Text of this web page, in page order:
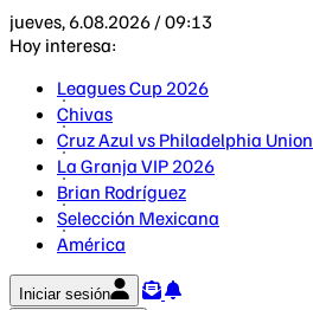
jueves, 6.08.2026 / 09:13
Hoy interesa:
Leagues Cup 2026
Chivas
Cruz Azul vs Philadelphia Union
La Granja VIP 2026
Brian Rodríguez
Selección Mexicana
América
Iniciar sesión